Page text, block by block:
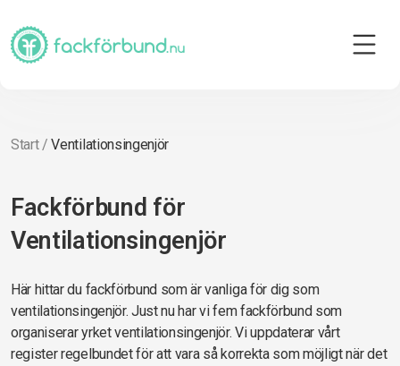
Start/Ventilationsingenjör
Fackförbund för
Ventilationsingenjör
Här hittar du fackförbund som är vanliga för dig som
ventilationsingenjör. Just nu har vi fem fackförbund som
organiserar yrket ventilationsingenjör. Vi uppdaterar vårt
register regelbundet för att vara så korrekta som möjligt när det